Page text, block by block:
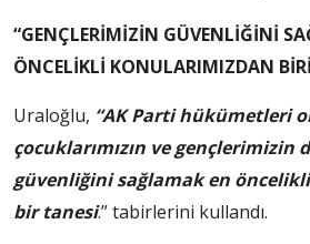
“GENÇLERİMİZİN GÜVENLİĞİNİ
ÖNCELİKLİ KONULARIMIZDAN
Uraloğlu, “AK Parti hükümetleri
çocuklarımızın ve
güvenliğini sağlamak en
bir tanesi.” tabirlerini kullandı.